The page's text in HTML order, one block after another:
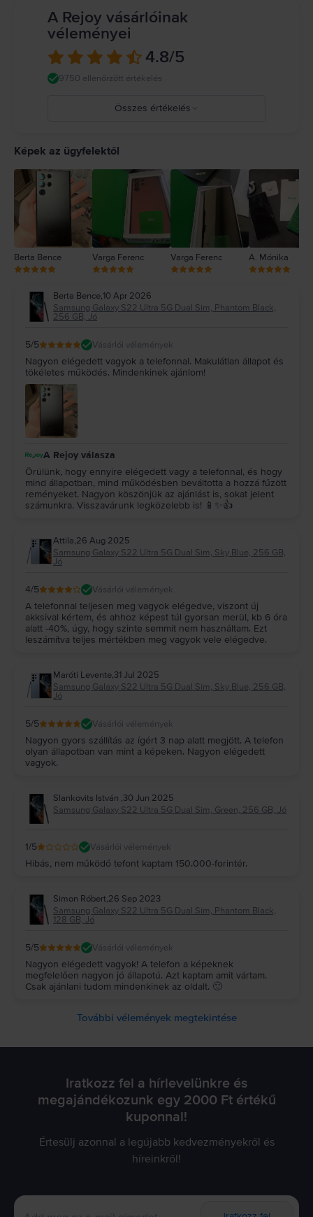
A Rejoy vásárlóinak
véleményei
4.8/5
9750 ellenőrzött értékelés
Összes értékelés
2
Képek az ügyfelektől
Berta Bence Varga Ferenc Varga Ferenc A. Mónika
Berta Bence,10 Apr 2026
Samsung Galaxy S22 Ultra 5G Dual Sim, Phantom Black,
256 GB, Jó
5/5 Vásárlói vélemények
Nagyon elégedett vagyok a telefonnal. Makulátlan állapot és
tökéletes működés. Mindenkinek ajánlom!
A Rejoy válasza
Örülünk, hogy ennyire elégedett vagy a telefonnal, és hogy
mind állapotban, mind működésben beváltotta a hozzá fűzött
reményeket. Nagyon köszönjük az ajánlást is, sokat jelent
számunkra. Visszavárunk legközelebb is! 📱✨👍
Attila,26 Aug 2025
Samsung Galaxy S22 Ultra 5G Dual Sim, Sky Blue, 256 GB,
Jó
4/5 Vásárlói vélemények
A telefonnal teljesen meg vagyok elégedve, viszont új
akksival kértem, és ahhoz képest túl gyorsan merül, kb 6 óra
alatt -40%, úgy, hogy szinte semmit nem használtam. Ezt
leszámítva teljes mértékben meg vagyok vele elégedve.
Maróti Levente,31 Jul 2025
Samsung Galaxy S22 Ultra 5G Dual Sim, Sky Blue, 256 GB,
Jó
5/5 Vásárlói vélemények
Nagyon gyors szállítás az ígért 3 nap alatt megjött. A telefon
olyan állapotban van mint a képeken. Nagyon elégedett
vagyok.
Slankovits István ,30 Jun 2025
Samsung Galaxy S22 Ultra 5G Dual Sim, Green, 256 GB, Jó
1/5 Vásárlói vélemények
Hibás, nem működő tefont kaptam 150.000-forintér.
Simon Róbert,26 Sep 2023
Samsung Galaxy S22 Ultra 5G Dual Sim, Phantom Black,
128 GB, Jó
5/5 Vásárlói vélemények
Nagyon elégedett vagyok! A telefon a képeknek
megfelelően nagyon jó állapotú. Azt kaptam amit vártam.
Csak ajánlani tudom mindenkinek az oldalt. 🙂
További vélemények megtekintése
Iratkozz fel a hírlevelünkre és
megajándékozunk egy 2000 Ft értékű
kuponnal!
Értesülj azonnal a legújabb kedvezményekről és
híreinkről!